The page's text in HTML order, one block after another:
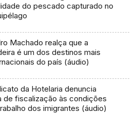
do pescado capturado no
Machado realça que a
é um dos destinos mais
do país (áudio)
da Hotelaria denuncia
de fiscalização às condições
dos imigrantes (áudio)